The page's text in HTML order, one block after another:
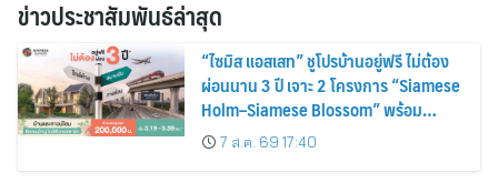
ข่าวประชาสัมพันธ์ล่าสุด
“ไซมิส แอสเสท” ชูโปรบ้านอยู่ฟรี ไม่ต้อง
ผ่อนนาน 3 ปี เจาะ 2 โครงการ “Siamese
Holm–Siamese Blossom” พร้อม
ส่วนลดและสิทธิพิเศษถึง 31 สิงหาคม
2569
7 ส.ค. 69 17:40